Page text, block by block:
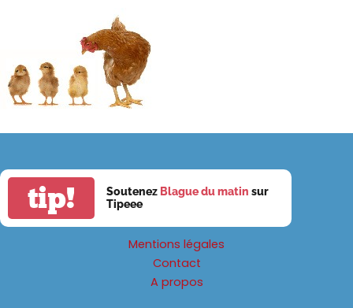
tip! Soutenez Blague du matin sur
Tipeee
Mentions légales
Contact
A propos